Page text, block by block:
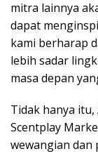
mitra lainnya
dapat
kami berharap
lebih sadar
masa depan
Tidak hanya
Scentplay
wewangian dan